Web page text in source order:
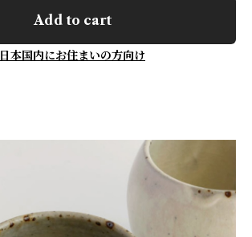
Add to cart
日本国内にお住まいの方向け